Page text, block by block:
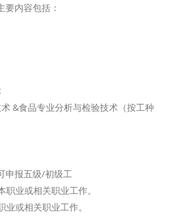
要内容包括：
&食品专业分析与检验技术（按工种
申报五级/初级工
职业或相关职业工作。
业或相关职业工作。